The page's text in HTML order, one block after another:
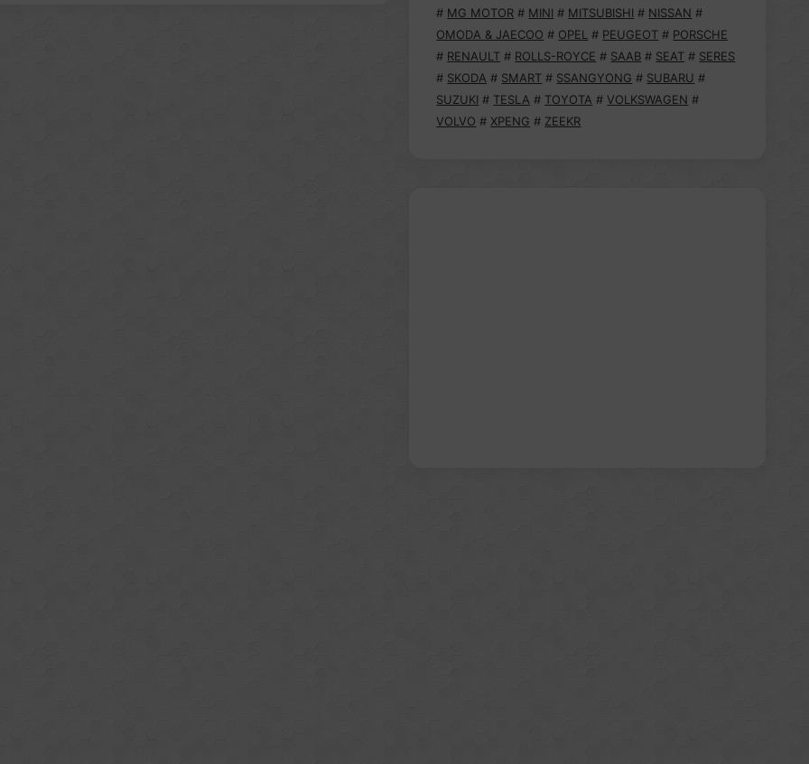
# MG MOTOR # MINI # MITSUBISHI # NISSAN #
OMODA & JAECOO # OPEL # PEUGEOT # PORSCHE
# RENAULT # ROLLS-ROYCE # SAAB # SEAT # SERES
# SKODA # SMART # SSANGYONG # SUBARU #
SUZUKI # TESLA # TOYOTA # VOLKSWAGEN #
VOLVO # XPENG # ZEEKR